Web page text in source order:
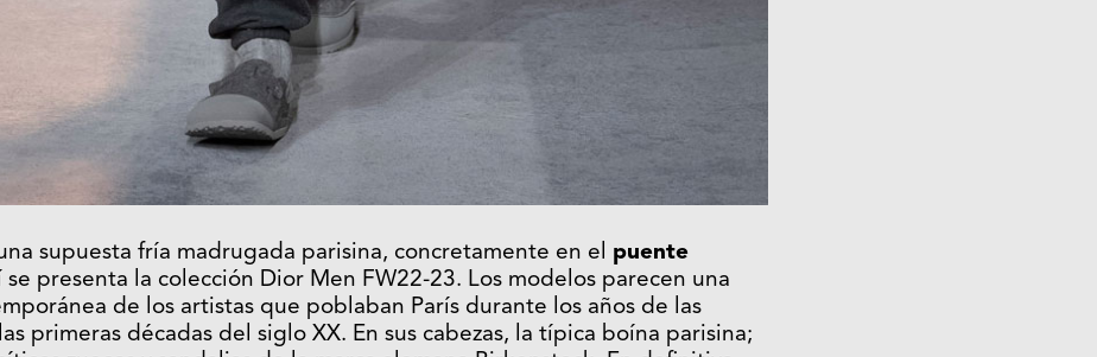
supuesta fría madrugada parisina, concretamente en el puente
se presenta la colección Dior Men FW22-23. Los modelos parecen una
de los artistas que poblaban París durante los años de las
primeras décadas del siglo XX. En sus cabezas, la típica boína parisina;